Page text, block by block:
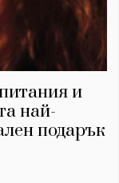
и
най-
подарък